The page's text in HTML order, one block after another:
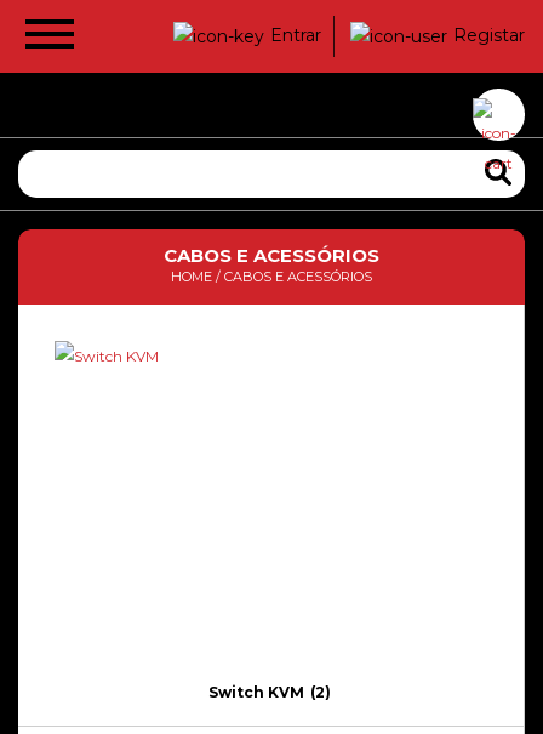
Entrar Registar
CABOS E ACESSÓRIOS
HOME / CABOS E ACESSÓRIOS
Switch KVM (2)